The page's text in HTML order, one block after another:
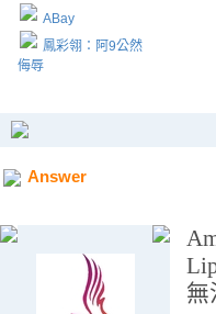
ABay
鳳彩翎：阿9公然
侮辱
Answer
無